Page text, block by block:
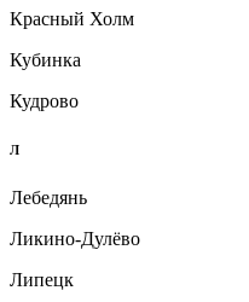
Красный Холм
Кубинка
Кудрово
Л
Лебедянь
Ликино-Дулёво
Липецк